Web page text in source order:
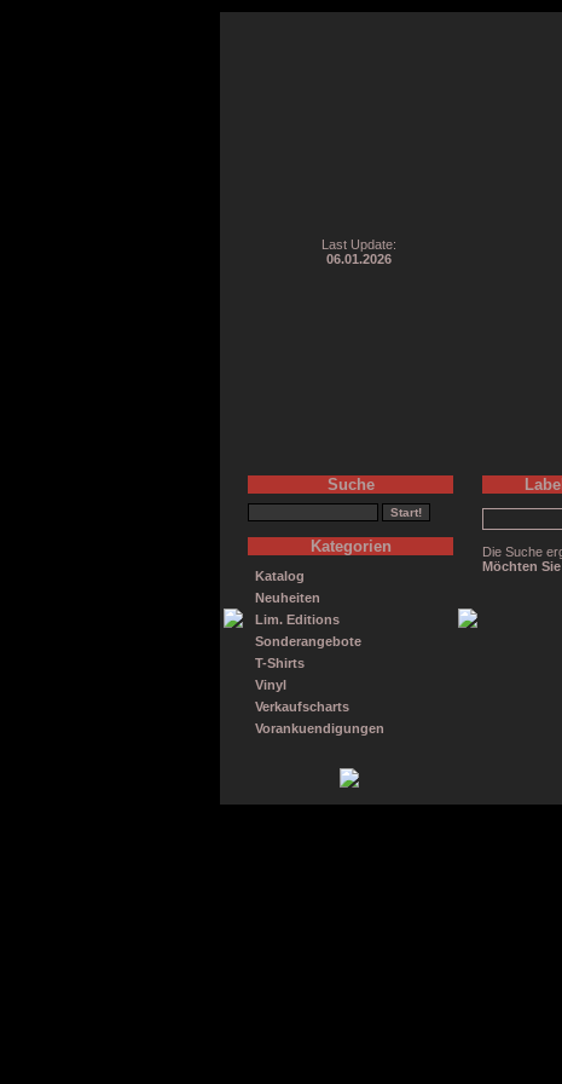
Last Update:
06.01.2026
Suche
Kategorien
Katalog
Neuheiten
Lim. Editions
Sonderangebote
T-Shirts
Vinyl
Verkaufscharts
Vorankuendigungen
Die Suche
Möchten